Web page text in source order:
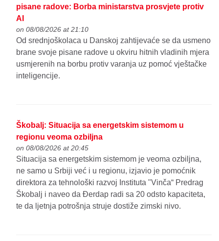
pisane radove: Borba ministarstva prosvjete protiv
AI
on 08/08/2026 at 21:10
Od srednjoškolaca u Danskoj zahtijevaće se da usmeno
brane svoje pisane radove u okviru hitnih vladinih mjera
usmjerenih na borbu protiv varanja uz pomoć vještačke
inteligencije.
Škobalj: Situacija sa energetskim sistemom u
regionu veoma ozbiljna
on 08/08/2026 at 20:45
Situacija sa energetskim sistemom je veoma ozbiljna,
ne samo u Srbiji već i u regionu, izjavio je pomoćnik
direktora za tehnološki razvoj Instituta "Vinča“ Predrag
Škobalj i naveo da Đerdap radi sa 20 odsto kapaciteta,
te da ljetnja potrošnja struje dostiže zimski nivo.